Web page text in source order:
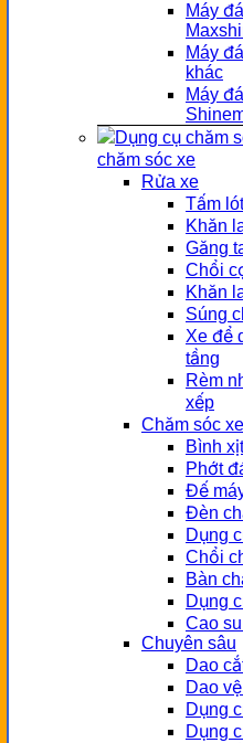
Máy
Máy
khác
Máy
chăm sóc xe
Rửa xe
Tấm
Khăn
Găng
Chổi
Khăn
Súng
Xe để
tầng
Rèm
xếp
Chăm sóc xe
Bình
Phớt
Đế
Đèn
Dụng
Chổi
Bàn
Dụng
Cao
Chuyên sâu
Dao
Dao
Dụng
Dụng